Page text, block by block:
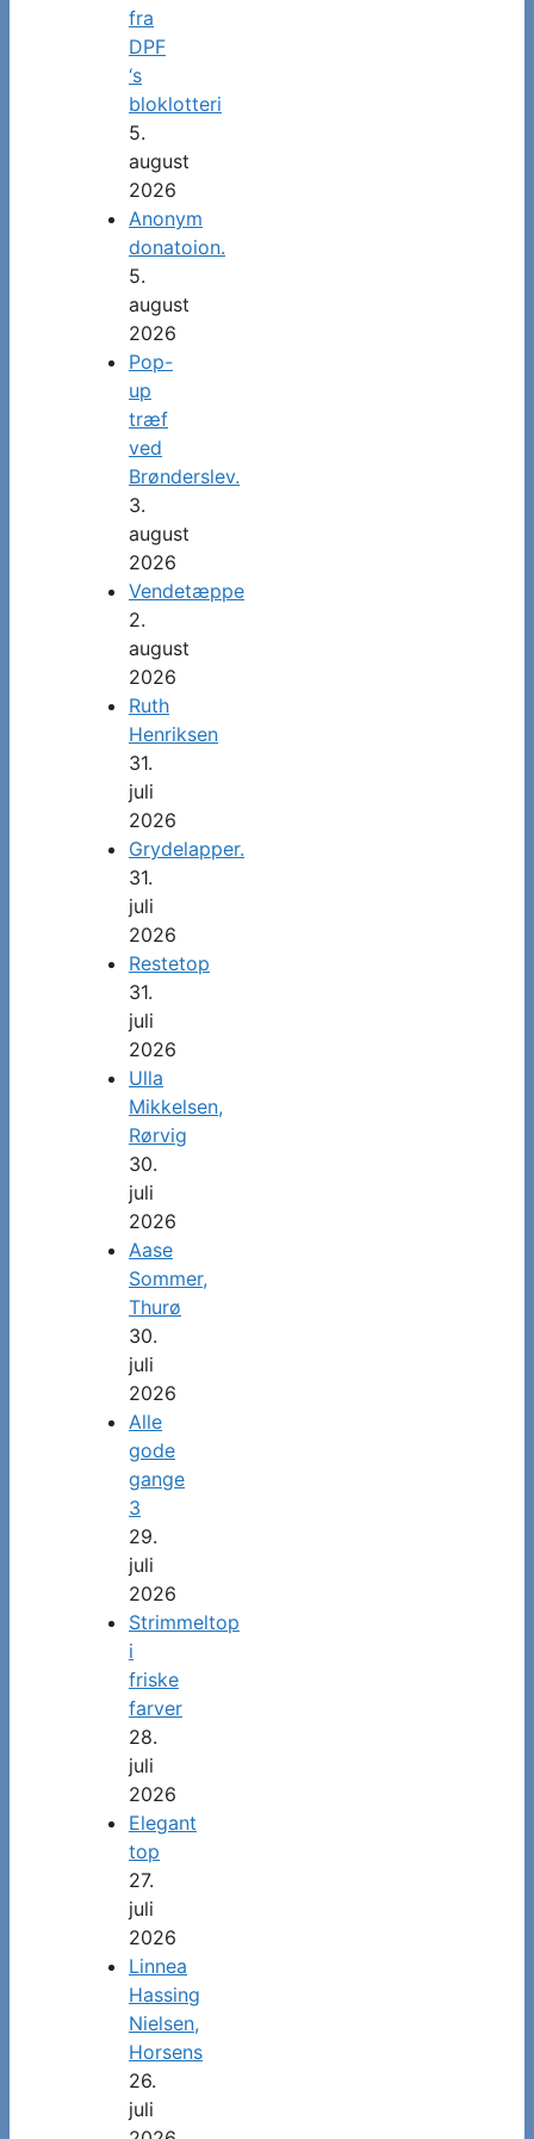
fra
DPF
‘s
bloklotteri
5.
august
2026
Anonym
donatoion.
5.
august
2026
Pop-
up
træf
ved
Brønderslev.
3.
august
2026
Vendetæppe
2.
august
2026
Ruth
Henriksen
31.
juli
2026
Grydelapper.
31.
juli
2026
Restetop
31.
juli
2026
Ulla
Mikkelsen,
Rørvig
30.
juli
2026
Aase
Sommer,
Thurø
30.
juli
2026
Alle
gode
gange
3
29.
juli
2026
Strimmeltop
i
friske
farver
28.
juli
2026
Elegant
top
27.
juli
2026
Linnea
Hassing
Nielsen,
Horsens
26.
juli